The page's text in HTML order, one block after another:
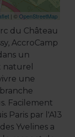
| ©OpenStreetMap
du Château
AccroCamp
un
naturel
une
Facilement
Paris par l'A13
Yvelines a